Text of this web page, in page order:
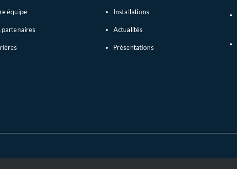
équipe
partenaires
Installations
Actualités
Présentations